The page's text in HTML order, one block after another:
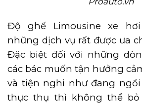
Độ ghế Limousine xe
những dịch vụ rất được ưa
Đặc biệt đối với những
các bác muốn tận hưởng
và tiện nghi như đang
thực thụ thì không thể bỏ